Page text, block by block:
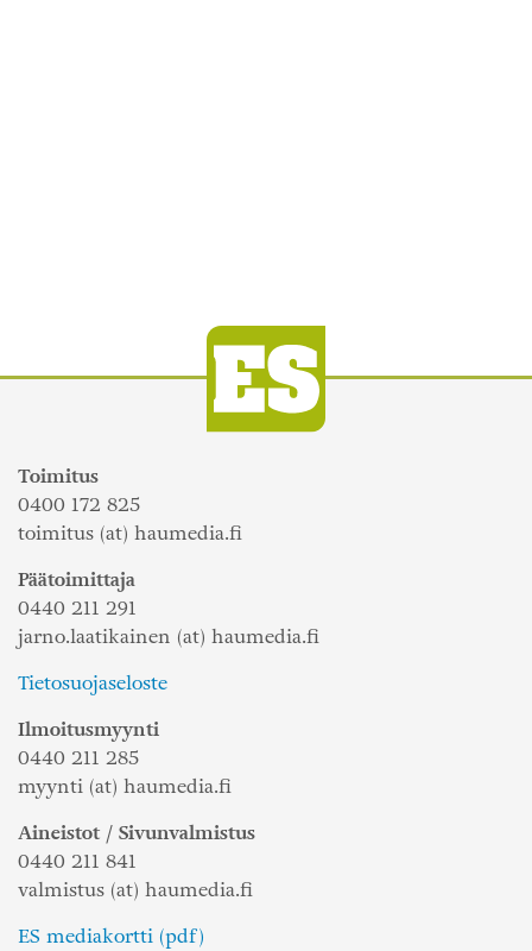
Toimitus
0400 172 825
toimitus (at) haumedia.fi
Päätoimittaja
0440 211 291
jarno.laatikainen (at) haumedia.fi
Tietosuojaseloste
Ilmoitusmyynti
0440 211 285
myynti (at) haumedia.fi
Aineistot / Sivunvalmistus
0440 211 841
valmistus (at) haumedia.fi
ES mediakortti (pdf)